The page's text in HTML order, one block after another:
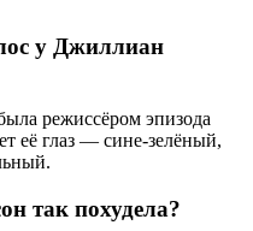
у Джиллиан
режиссёром эпизода
её глаз — сине-зелёный,
так похудела?